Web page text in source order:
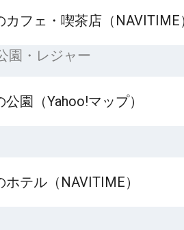
カフェ・喫茶店（NAVITIME
園・レジャー
公園（Yahoo!マップ）
ホテル（NAVITIME）